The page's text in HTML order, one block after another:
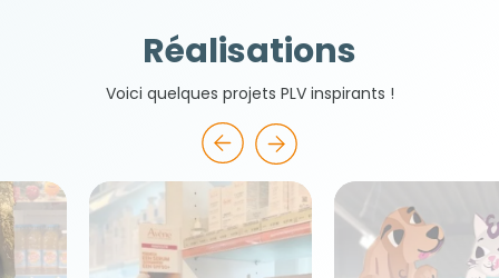
Réalisations
Voici quelques projets PLV inspirants !